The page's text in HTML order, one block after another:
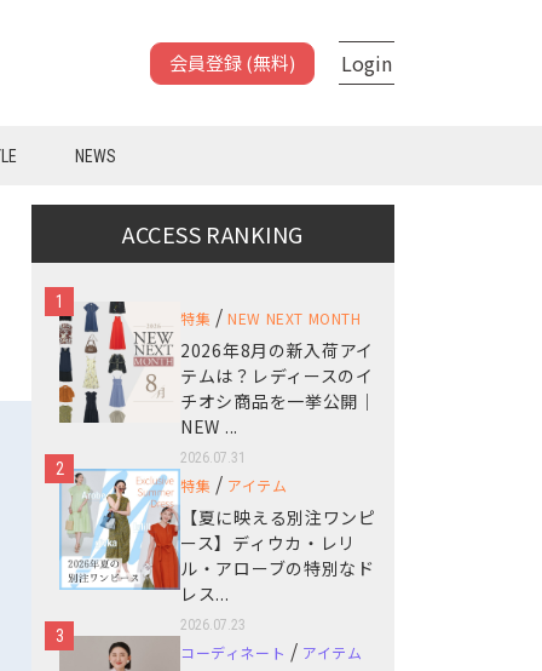
会員登録 (無料) Login
NEWS
ACCESS RANKING
1
特集 /NEW NEXT MONTH
2026年8月の新入荷アイ
テムは？レディースのイ
チオシ商品を一挙公開｜
NEW ...
2026.07.31
2
特集 / アイテム
【夏に映える別注ワンピ
ース】ディウカ・レリ
ル・アローブの特別なド
レス...
2026.07.23
3
コーディネート / アイテム